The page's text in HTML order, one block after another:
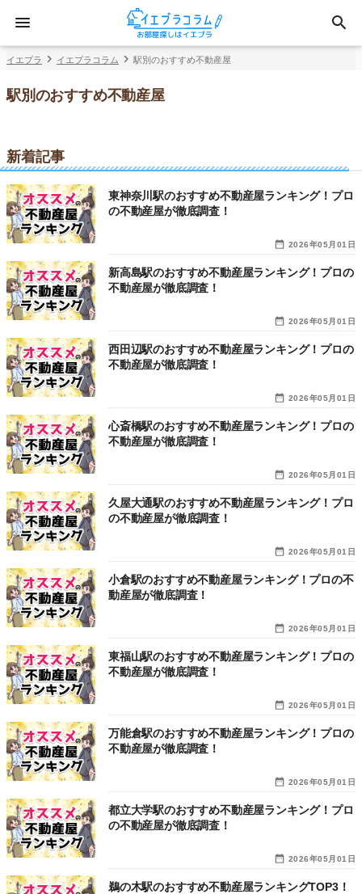
イエプラ イエプラコラム 駅別のおすすめ不動産屋
駅別のおすすめ不動産屋
新着記事
2026年05月01日
東神奈川駅のおすすめ不動産屋ランキング！プロ
の不動産屋が徹底調査！
2026年05月01日
新高島駅のおすすめ不動産屋ランキング！プロの
不動産屋が徹底調査！
2026年05月01日
西田辺駅のおすすめ不動産屋ランキング！プロの
不動産屋が徹底調査！
2026年05月01日
心斎橋駅のおすすめ不動産屋ランキング！プロの
不動産屋が徹底調査！
2026年05月01日
久屋大通駅のおすすめ不動産屋ランキング！プロ
の不動産屋が徹底調査！
2026年05月01日
小倉駅のおすすめ不動産屋ランキング！プロの不
動産屋が徹底調査！
2026年05月01日
東福山駅のおすすめ不動産屋ランキング！プロの
不動産屋が徹底調査！
2026年05月01日
万能倉駅のおすすめ不動産屋ランキング！プロの
不動産屋が徹底調査！
2026年05月01日
都立大学駅のおすすめ不動産屋ランキング！プロ
の不動産屋が徹底調査！
鵜の木駅のおすすめ不動産屋ランキングTOP3！